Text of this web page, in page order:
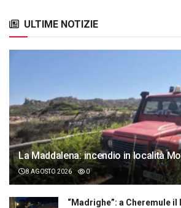
ULTIME NOTIZIE
La Maddalena: incendio in località
8 AGOSTO 2026 0
“Madrighe”: a Cheremule